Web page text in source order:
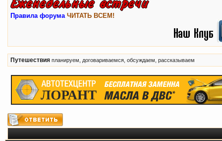
Правила форума ЧИТАТЬ ВСЕМ!
Путешествия планируем, договариваемся, обсуждаем, рассказываем